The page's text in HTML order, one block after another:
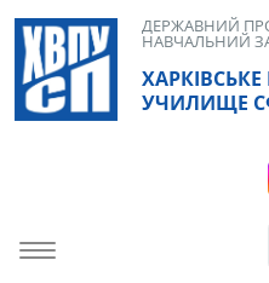
Skip
content
УЧИЛИЩЕ
ДЕРЖАВНИЙ
НАВЧАЛЬНИЙ
Toggle navigation